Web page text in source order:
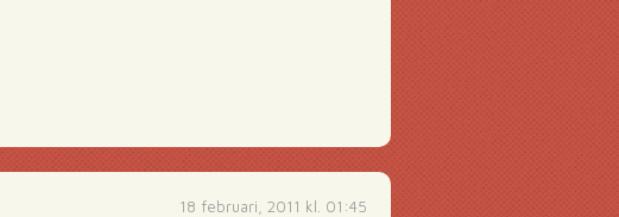
18 februari, 2011 kl. 01:45